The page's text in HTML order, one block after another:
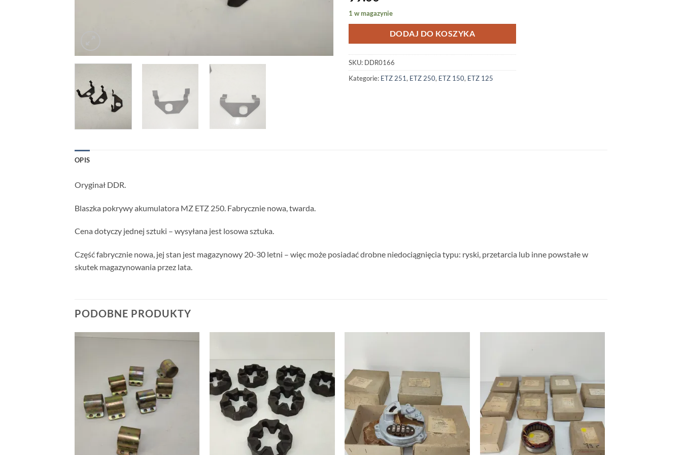
1 w magazynie
DODAJ DO KOSZYKA
SKU: DDR0166
Kategorie: ETZ 251, ETZ 250, ETZ 150, ETZ 125
OPIS
Oryginał DDR.
Blaszka pokrywy akumulatora MZ ETZ 250. Fabrycznie nowa, twarda.
Cena dotyczy jednej sztuki – wysyłana jest losowa sztuka.
Część fabrycznie nowa, jej stan jest magazynowy 20-30 letni – więc może posiadać drobne niedociągnięcia typu: ryski, przetarcia lub inne powstałe w
skutek magazynowania przez lata.
PODOBNE PRODUKTY